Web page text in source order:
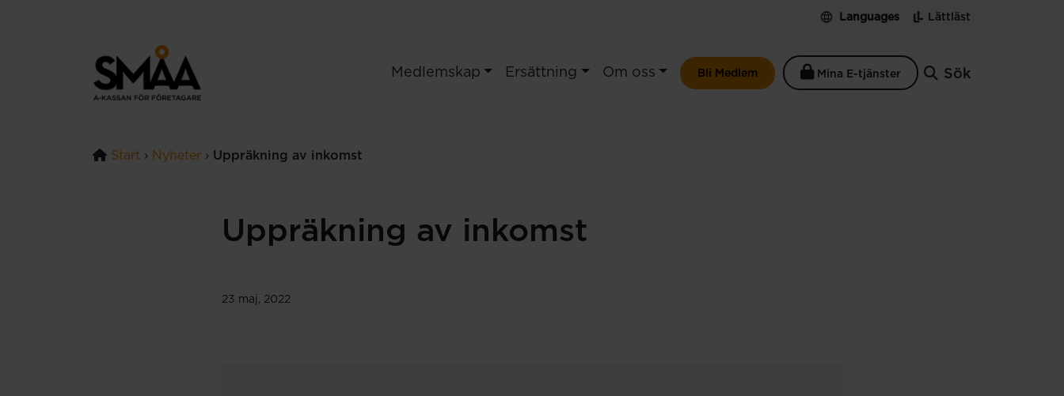
Languages Lättläst
Medlemskap Ersättning Om oss Bli Medlem Mina E-tjänster Sök
Start › Nyheter › Uppräkning av inkomst
Uppräkning av inkomst
23 maj, 2022